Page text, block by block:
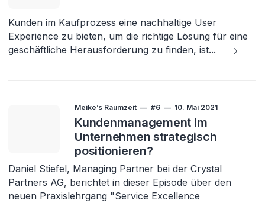
Kunden im Kaufprozess eine nachhaltige User
Experience zu bieten, um die richtige Lösung für eine
geschäftliche Herausforderung zu finden, ist...
Meike’s Raumzeit #6 10. Mai 2021
Kundenmanagement im
Unternehmen strategisch
positionieren?
Daniel Stiefel, Managing Partner bei der Crystal
Partners AG, berichtet in dieser Episode über den
neuen Praxislehrgang "Service Excellence